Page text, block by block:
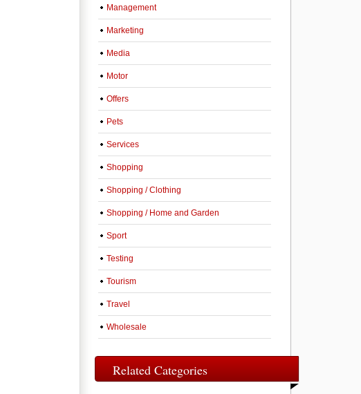
Management
Marketing
Media
Motor
Offers
Pets
Services
Shopping
Shopping / Clothing
Shopping / Home and Garden
Sport
Testing
Tourism
Travel
Wholesale
Related Categories